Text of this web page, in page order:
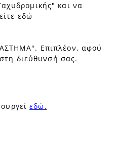
και να
εδώ
Επιπλέον, αφού
διεύθυνσή σας.
εδώ.